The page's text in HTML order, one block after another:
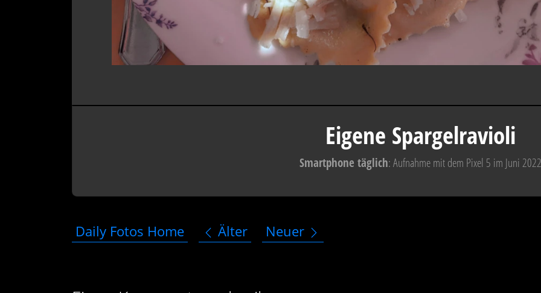
Eigene Spargelravioli
Smartphone täglich: Aufnahme mit dem Pixel 5 im Juni
Daily Fotos Home Älter Neuer